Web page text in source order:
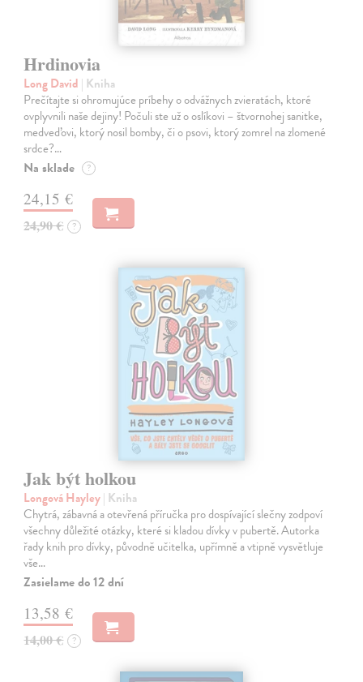
Hrdinovia
Long David | Kniha
Prečítajte si ohromujúce príbehy o odvážnych zvieratách, ktoré
ovplyvnili naše dejiny! Počuli ste už o oslíkovi – štvornohej sanitke,
medveďovi, ktorý nosil bomby, či o psovi, ktorý zomrel na zlomené
srdce?…
Na sklade ?
24,15 €
24,90 € ?
Jak být holkou
Longová Hayley| Kniha
Chytrá, zábavná a otevřená příručka pro dospívající slečny zodpoví
všechny důležité otázky, které si kladou dívky v pubertě. Autorka
řady knih pro dívky, původně učitelka, upřímně a vtipně vysvětluje
vše…
Zasielame do 12 dní
13,58 €
14,00 € ?